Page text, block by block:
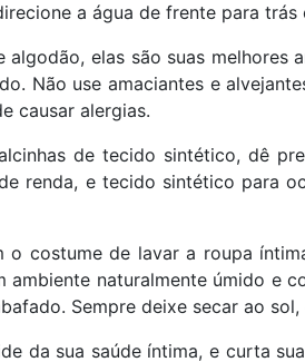
a água de frente para trás
algodão, elas são suas melhores
Não use amaciantes e
causar alergias.
de tecido sintético, dê
renda, e tecido sintético para
o costume de lavar a roupa
ambiente naturalmente úmido e
Sempre deixe secar ao
da sua saúde íntima, e curta